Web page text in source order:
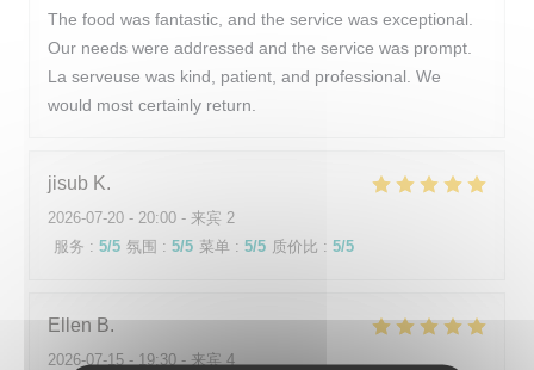
The food was fantastic, and the service was exceptional.
Our needs were addressed and the service was prompt.
La serveuse was kind, patient, and professional. We
would most certainly return.
jisub K
2026-07-20 - 20:00 - 来宾 2
服务 : 5/5 氛围 : 5/5 菜单 : 5/5 质价比 : 5/5
Ellen B
2026-07-15- 19:30 - 来宾 4